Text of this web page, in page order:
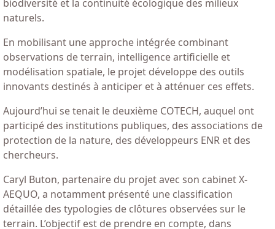
biodiversité et la continuité écologique des milieux
naturels.
En mobilisant une approche intégrée combinant
observations de terrain, intelligence artificielle et
modélisation spatiale, le projet développe des outils
innovants destinés à anticiper et à atténuer ces effets.
Aujourd’hui se tenait le deuxième COTECH, auquel ont
participé des institutions publiques, des associations de
protection de la nature, des développeurs ENR et des
chercheurs.
Caryl Buton, partenaire du projet avec son cabinet X-
AEQUO, a notamment présenté une classification
détaillée des typologies de clôtures observées sur le
terrain. L’objectif est de prendre en compte, dans